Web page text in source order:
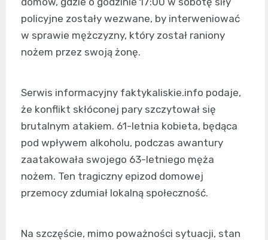
policyjne zostały wezwane, by interweniować
w sprawie mężczyzny, który został raniony
nożem przez swoją żonę.
Serwis informacyjny faktykaliskie.info podaje,
że konflikt skłóconej pary szczytował się
brutalnym atakiem. 61-letnia kobieta, będąca
pod wpływem alkoholu, podczas awantury
zaatakowała swojego 63-letniego męża
nożem. Ten tragiczny epizod domowej
przemocy zdumiał lokalną społeczność.
Na szczęście, mimo poważności sytuacji, stan